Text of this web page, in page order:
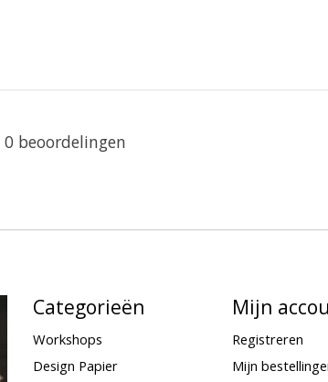
0 beoordelingen
Categorieën
Workshops
Design Papier
Mijn
Registreren
Mijn